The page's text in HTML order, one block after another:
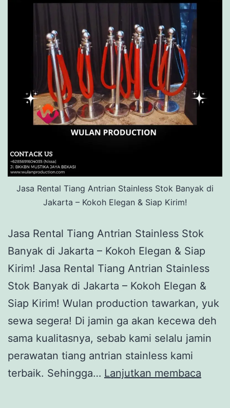
Jasa Rental Tiang Antrian Stainless Stok Banyak di
Jakarta – Kokoh Elegan & Siap Kirim!
Jasa Rental Tiang Antrian Stainless Stok
Banyak di Jakarta – Kokoh Elegan & Siap
Kirim! Jasa Rental Tiang Antrian Stainless
Stok Banyak di Jakarta – Kokoh Elegan &
Siap Kirim! Wulan production tawarkan, yuk
sewa segera! Di jamin ga akan kecewa deh
sama kualitasnya, sebab kami selalu jamin
perawatan tiang antrian stainless kami
terbaik. Sehingga… Lanjutkan membaca